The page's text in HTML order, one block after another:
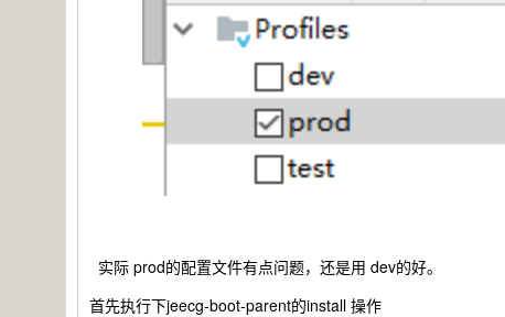
实际 prod的配置文件有点问题，还是用 dev的好。
首先执行下jeecg-boot-parent的install 操作